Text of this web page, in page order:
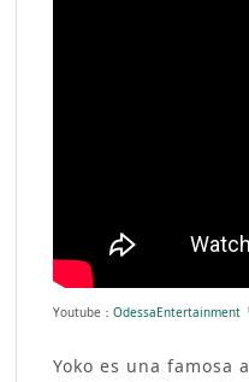
Youtube：OdessaEntertainment「
Yoko es una famosa